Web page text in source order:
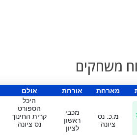
משחקים
מארחת אורחת
אולם
מ.כ. נס
ציונה
מכבי
ראשון
לציון
היכל
הספורט
קרית החינוך
נס ציונה